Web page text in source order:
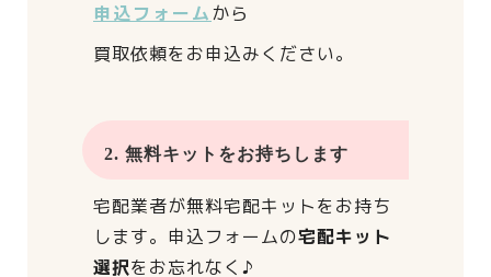
申込フォームから
買取依頼をお申込みください。
2. 無料キットをお持ちします
宅配業者が無料宅配キットをお持ち
します。 申込フォームの宅配キット
選択をお忘れなく♪